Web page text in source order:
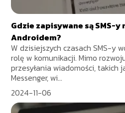
Gdzie zapisywane są SMS-
Androidem?
W dzisiejszych czasach SMS-y
rolę w komunikacji. Mimo
przesyłania wiadomości, takich
Messenger, wi...
2024-11-06